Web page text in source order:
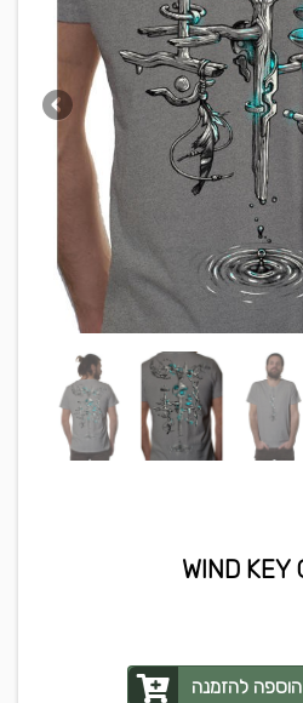
הוספה להזמנה